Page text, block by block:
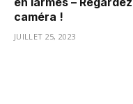
caméra !
JUILLET 25, 2023